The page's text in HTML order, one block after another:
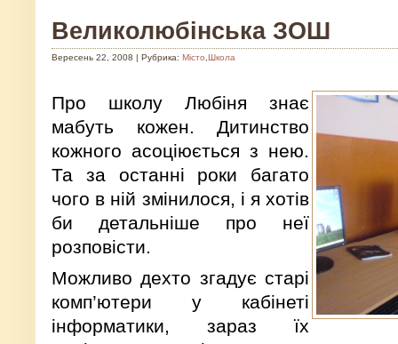
Великолюбінська ЗОШ
Вересень 22, 2008 | Рубрика: Місто Школа
Про школу Любіня знає
мабуть кожен. Дитинство
кожного асоціюється з нею.
Та за останні роки багато
чого в ній змінилося, і я хотів
би детальніше про неї
розповісти.
Можливо дехто згадує старі
комп’ютери у кабінеті
інформатики, зараз їх